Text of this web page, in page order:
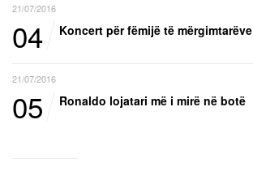
21/07/2016
04 Koncert për fëmijë të mërgimtarëve
21/07/2016
05 Ronaldo lojatari më i mirë në botë